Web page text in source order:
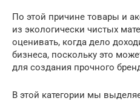
По этой причине товары и
из экологически чистых
оценивать, когда дело
бизнеса, поскольку это
для создания прочного
В этой категории мы